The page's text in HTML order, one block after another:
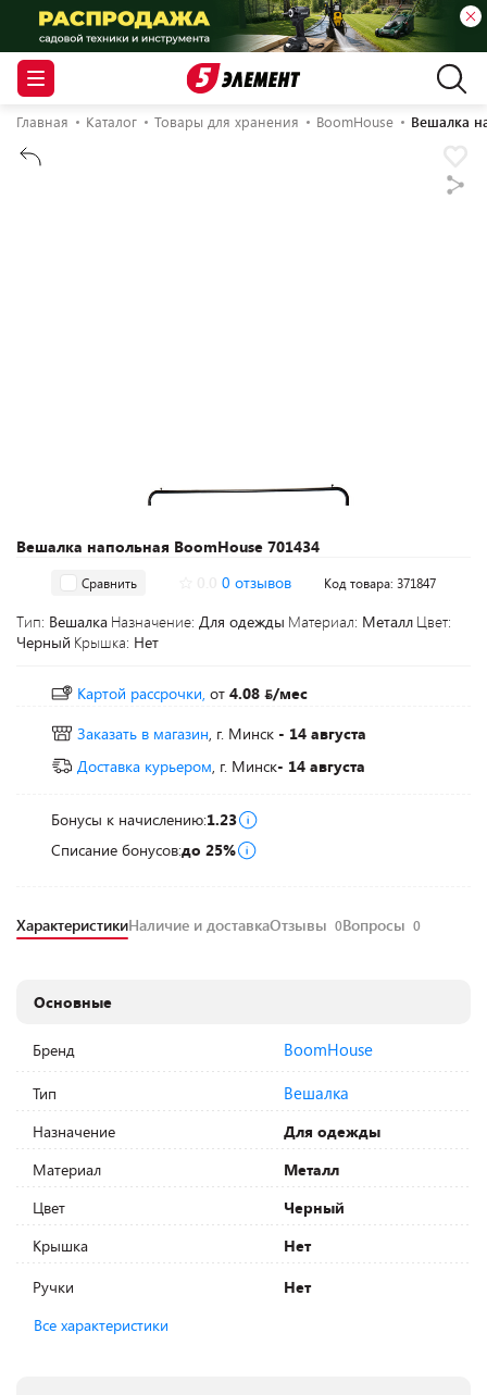
Главная Каталог Товары для хранения BoomHouse Вешалка
Вешалка напольная BoomHouse 701434
Сравнить 0 отзывов Код товара: 371847
Тип: Вешалка Назначение: Для одежды Материал: Металл Цвет:
Черный Крышка: Нет
Картой рассрочки, от 4.08
/мес
Заказать в магазин, г. Минск - 14 августа
Доставка курьером, г. Минск- 14 августа
Бонусы к начислению:1.23
Списание бонусов:до 25%
ХарактеристикиНаличие и доставкаОтзывы 0Вопросы 0
Основные
Бренд BoomHouse
Тип Вешалка
Назначение
Для одежды
Материал
Металл
Цвет
Черный
Крышка
Нет
Ручки
Нет
Все характеристики